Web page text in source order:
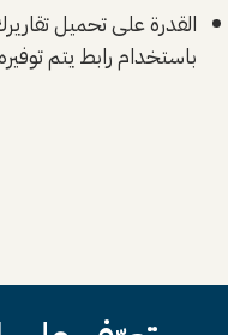
القدرة على تحميل
باستخدام رابط يتم